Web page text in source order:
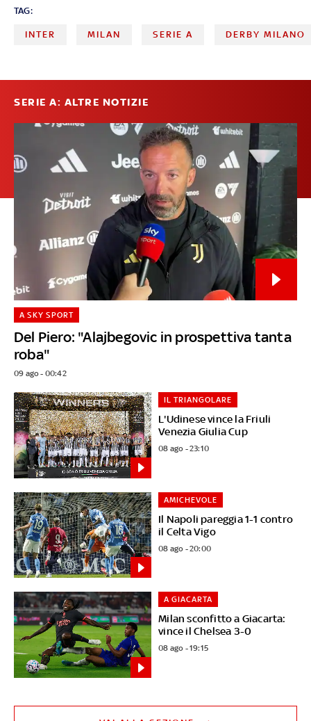
TAG:
INTER MILAN SERIE A DERBY MILANO
SERIE A: ALTRE NOTIZIE
Del Piero: "Alajbegovic in prospettiva tanta
roba"
A SKY SPORT
09 ago - 00:42
L'Udinese vince la Friuli
Venezia Giulia Cup
IL TRIANGOLARE
08 ago - 23:10
Il Napoli pareggia 1-1 contro
il Celta Vigo
AMICHEVOLE
08 ago - 20:00
Milan sconfitto a Giacarta:
vince il Chelsea 3-0
A GIACARTA
08 ago - 19:15